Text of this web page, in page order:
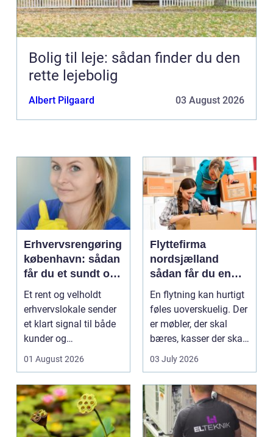
Bolig til leje: sådan finder du den
rette lejebolig
Albert Pilgaard 03 August 2026
Erhvervsrengøring
københavn: sådan
får du et sundt og
professionelt
arbejdsmiljø
Et rent og velholdt
erhvervslokale sender
et klart signal til både
kunder og
medarbejdere. Mange
01 August 2026
Flyttefirma
nordsjælland
sådan får du en
tryg og effektiv
flytning
En flytning kan hurtigt
føles uoverskuelig. Der
er møbler, der skal
bæres, kasser der skal
pakkes, o...
03 July 2026